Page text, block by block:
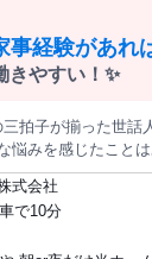
事経験があれ
きやすい！✨
話人のお仕事です⭐ 以
みを感じたこと
することはとってもシンプル！
っとあたたかくなる
式会社
で10分